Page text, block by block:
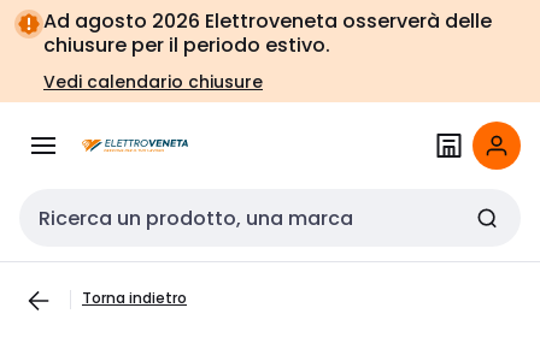
Vai alla
navigazione
Vai
alla
pagina
Ad agosto 2026 Elettroveneta osserverà delle
chiusure per il periodo estivo.
Vedi calendario chiusure
Cerca input
Torna indietro